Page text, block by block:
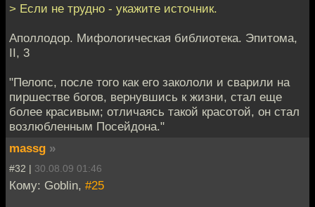
> Если не трудно - укажите источник.
Аполлодор. Мифологическая библиотека. Эпитома,
II, 3
"Пелопс, после того как его закололи и сварили на
пиршестве богов, вернувшись к жизни, стал еще
более красивым; отличаясь такой красотой, он стал
возлюбленным Посейдона."
massg »
#32 | 30.08.09 01:46
Кому: Goblin, #25